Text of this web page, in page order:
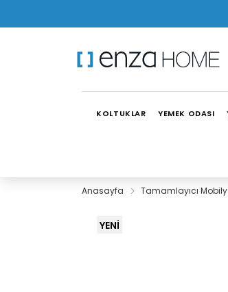
KOLTUKLAR YEMEK ODASI
Anasayfa Tamamlayıcı
YENİ